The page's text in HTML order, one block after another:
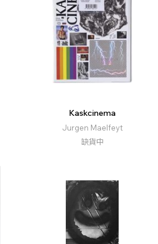
Kaskcinema
Jurgen Maelfeyt
缺貨中